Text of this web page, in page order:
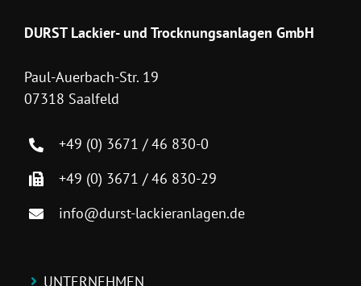
DURST Lackier- und Trocknungsanlagen GmbH
Paul-Auerbach-Str. 19
07318 Saalfeld
+49 (0) 3671 / 46 830-0
+49 (0) 3671 / 46 830-29
info@durst-lackieranlagen.de
UNTERNEHMEN